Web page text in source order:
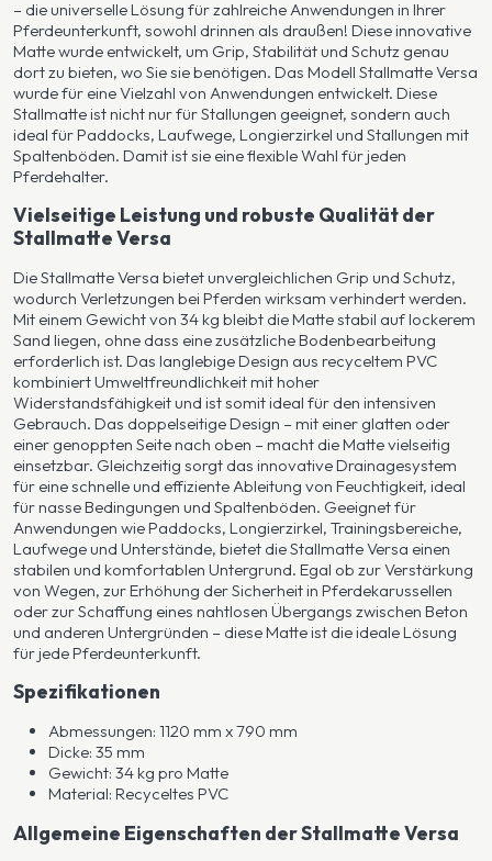
– die universelle Lösung für zahlreiche Anwendungen in Ihrer
Pferdeunterkunft, sowohl drinnen als draußen! Diese innovative
Matte wurde entwickelt, um Grip, Stabilität und Schutz genau
dort zu bieten, wo Sie sie benötigen. Das Modell Stallmatte Versa
wurde für eine Vielzahl von Anwendungen entwickelt. Diese
Stallmatte ist nicht nur für Stallungen geeignet, sondern auch
ideal für Paddocks, Laufwege, Longierzirkel und Stallungen mit
Spaltenböden. Damit ist sie eine flexible Wahl für jeden
Pferdehalter.
Vielseitige Leistung und robuste Qualität der
Stallmatte Versa
Die Stallmatte Versa bietet unvergleichlichen Grip und Schutz,
wodurch Verletzungen bei Pferden wirksam verhindert werden.
Mit einem Gewicht von 34 kg bleibt die Matte stabil auf lockerem
Sand liegen, ohne dass eine zusätzliche Bodenbearbeitung
erforderlich ist. Das langlebige Design aus recyceltem PVC
kombiniert Umweltfreundlichkeit mit hoher
Widerstandsfähigkeit und ist somit ideal für den intensiven
Gebrauch. Das doppelseitige Design – mit einer glatten oder
einer genoppten Seite nach oben – macht die Matte vielseitig
einsetzbar. Gleichzeitig sorgt das innovative Drainagesystem
für eine schnelle und effiziente Ableitung von Feuchtigkeit, ideal
für nasse Bedingungen und Spaltenböden. Geeignet für
Anwendungen wie Paddocks, Longierzirkel, Trainingsbereiche,
Laufwege und Unterstände, bietet die Stallmatte Versa einen
stabilen und komfortablen Untergrund. Egal ob zur Verstärkung
von Wegen, zur Erhöhung der Sicherheit in Pferdekarussellen
oder zur Schaffung eines nahtlosen Übergangs zwischen Beton
und anderen Untergründen – diese Matte ist die ideale Lösung
für jede Pferdeunterkunft.
Spezifikationen
Abmessungen: 1120 mm x 790 mm
Dicke: 35 mm
Gewicht: 34 kg pro Matte
Material: Recyceltes PVC
Allgemeine Eigenschaften der Stallmatte Versa